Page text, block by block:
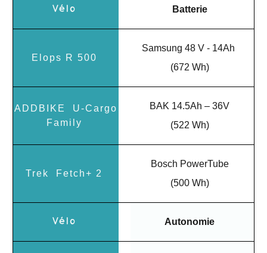
Batterie
Samsung 48 V - 14Ah
(672 Wh)
BAK 14.5Ah – 36V
(522 Wh)
Bosch PowerTube
(500 Wh)
Autonomie